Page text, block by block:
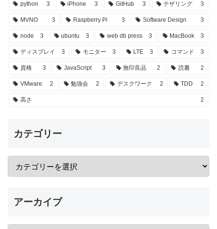
python 3 iPhone 3 GitHub 3 テザリング 3
MVNO 3 Raspberry Pi 3 Software Design 3
node 3 ubuntu 3 web db press 3 MacBook 3
ディスプレイ 3 モニター 3 LTE 3 コマンド 3
資格 3 JavaScript 3 無印良品 2 読書 2
VMware 2 勉強会 2 デスクワーク 2 TDD 2
高さ 2
カテゴリー
アーカイブ